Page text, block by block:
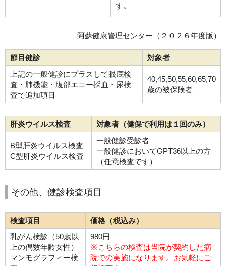
す。
阿蘇健康管理センター（２０２６年度版）
節目健診
対象者
上記の一般健診にプラスして眼底検
査・肺機能・腹部エコー採血・尿検
査で追加項目
40,45,50,55,60,65,70
歳の被保険者
肝炎ウイルス検査 対象者（健保で利用は１回のみ）
B型肝炎ウイルス検査
C型肝炎ウイルス検査
一般健診受診者
一般健診においてGPT36以上の方
（任意検査です）
その他、健診検査項目
検査項目
価格（税込み）
乳がん検診（50歳以
上の偶数年齢女性）
マンモグラフィー検
980円
※こちらの検査は当院が契約した病
院での実施になります。お気軽にご